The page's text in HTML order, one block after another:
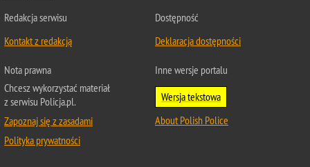
Redakcja serwisu
Kontakt z redakcją
Dostępność
Deklaracja dostępności
Nota prawna
Chcesz wykorzystać materiał
z serwisu Policja.pl.
Zapoznaj się z zasadami
Polityka prywatności
Inne wersje portalu
Wersja tekstowa
About Polish Police